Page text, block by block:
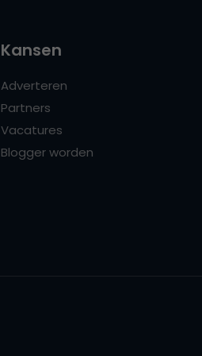
Kansen
Adverteren
Partners
Vacatures
Blogger worden